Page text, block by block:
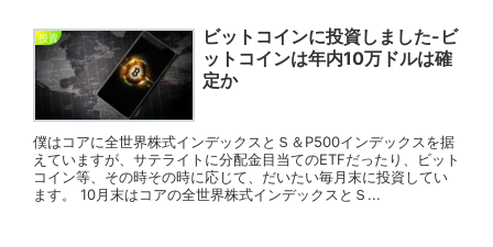
投資
ビットコインに投資しました-ビ
ットコインは年内10万ドルは確
定か
僕はコアに全世界株式インデックスとＳ＆P500インデックスを据
えていますが、サテライトに分配金目当てのETFだったり、ビット
コイン等、その時その時に応じて、だいたい毎月末に投資してい
ます。 10月末はコアの全世界株式インデックスとＳ...